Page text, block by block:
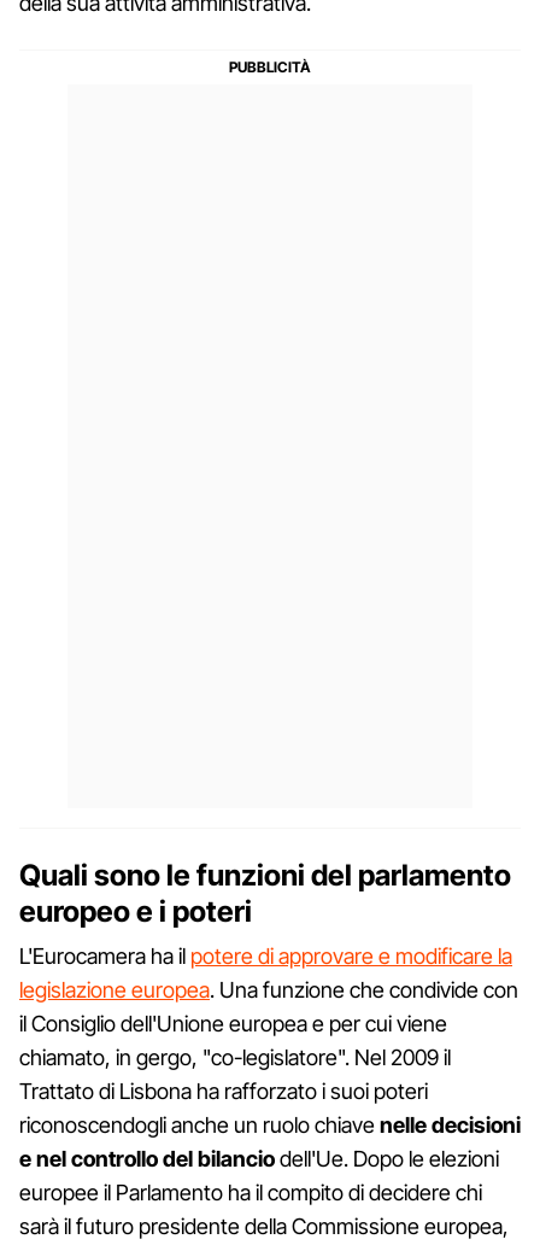
Quali sono le funzioni del parlamento
europeo e i poteri
L'Eurocamera ha il potere di approvare e modificare la
legislazione europea. Una funzione che condivide con
il Consiglio dell'Unione europea e per cui viene
chiamato, in gergo, "co-legislatore". Nel 2009 il
Trattato di Lisbona ha rafforzato i suoi poteri
riconoscendogli anche un ruolo chiavenelle decisioni
e nel controllo del bilanciodell'Ue. Dopo le elezioni
europee il Parlamento ha il compito di decidere chi
sarà il futuro presidente della Commissione europea,